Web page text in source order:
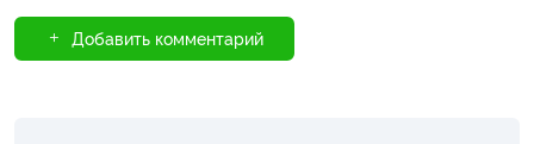
Добавить комментарий